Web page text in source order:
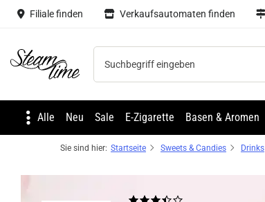
Filiale finden Verkaufsautomaten finden
Steam time
Alle Neu Sale E-Zigarette Basen & Aromen
Sie sind hier: Startseite Sweets & Candies Drinks